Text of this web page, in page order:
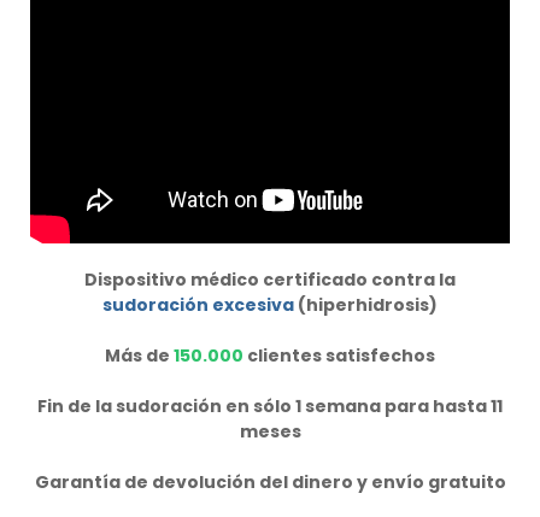
Dispositivo médico certificado contra la
sudoración excesiva (hiperhidrosis)
Más de 150.000 clientes satisfechos
Fin de la sudoración en sólo 1 semana para hasta 11
meses
Garantía de devolución del dinero y envío gratuito